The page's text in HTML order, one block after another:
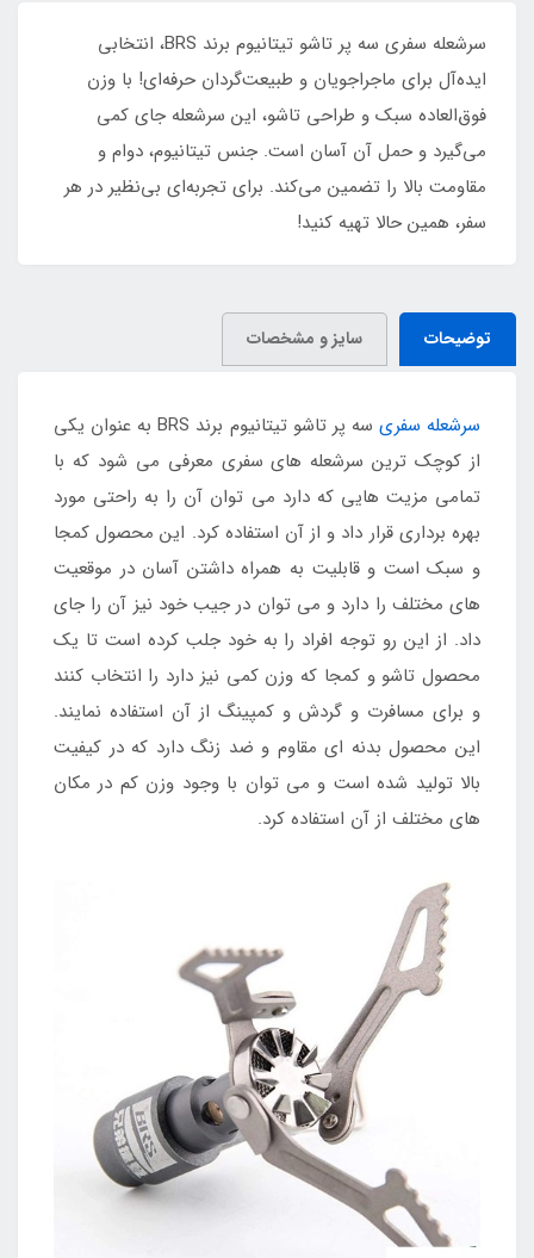
سرشعله سفری سه پر تاشو تیتانیوم برند BRS، انتخابی
ایده‌آل برای ماجراجویان و طبیعت‌گردان حرفه‌ای! با وزن
فوق‌العاده سبک و طراحی تاشو، این سرشعله جای کمی
می‌گیرد و حمل آن آسان است. جنس تیتانیوم، دوام و
مقاومت بالا را تضمین می‌کند. برای تجربه‌ای بی‌نظیر در هر
سفر، همین حالا تهیه کنید!
توضیحات سایز و مشخصات
سرشعله سفری
سه پر تاشو تیتانیوم برند BRS به عنوان یکی
از کوچک ترین سرشعله های سفری معرفی می شود که با
تمامی مزیت هایی که دارد می توان آن را به راحتی مورد
بهره برداری قرار داد و از آن استفاده کرد. این محصول کمجا
و سبک است و قابلیت به همراه داشتن آسان در موقعیت
های مختلف را دارد و می توان در جیب خود نیز آن را جای
داد. از این رو توجه افراد را به خود جلب کرده است تا یک
محصول تاشو و کمجا که وزن کمی نیز دارد را انتخاب کنند
و برای مسافرت و گردش و کمپینگ از آن استفاده نمایند.
این محصول بدنه ای مقاوم و ضد زنگ دارد که در کیفیت
بالا تولید شده است و می توان با وجود وزن کم در مکان
های مختلف از آن استفاده کرد.